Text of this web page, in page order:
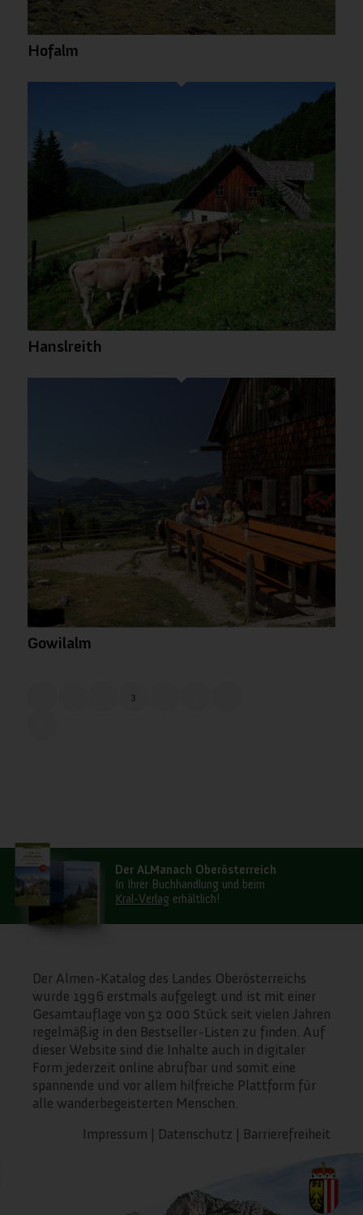
Hofalm
Hanslreith
Gowilalm
3
Der ALManach Oberösterreich
In Ihrer Buchhandlung und beim
Kral-Verlag erhältlich!
Der Almen-Katalog des Landes Oberösterreichs
wurde 1996 erstmals aufgelegt und ist mit einer
Gesamtauflage von 52 000 Stück seit vielen Jahren
regelmäßig in den Bestseller-Listen zu finden. Auf
dieser Website sind die Inhalte auch in digitaler
Form jederzeit online abrufbar und somit eine
spannende und vor allem hilfreiche Plattform für
alle wanderbegeisterten Menschen.
Impressum | Datenschutz | Barrierefreiheit